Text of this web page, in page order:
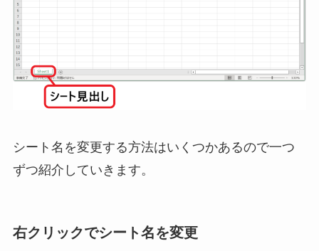
シート名を変更する方法はいくつかあるので一つ
ずつ紹介していきます。
右クリックでシート名を変更